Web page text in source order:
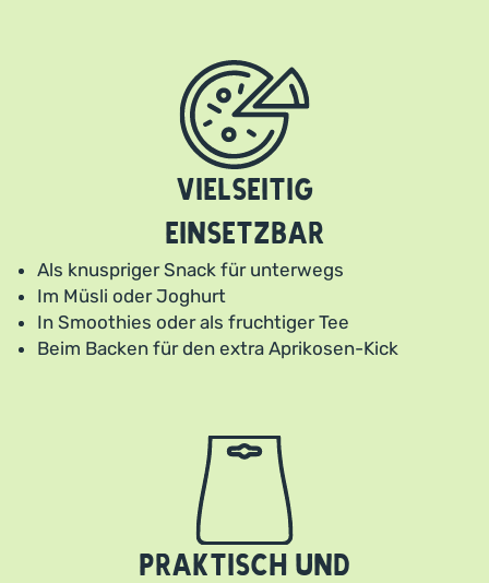
Vielseitig
einsetzbar
Als knuspriger Snack für unterwegs
Im Müsli oder Joghurt
In Smoothies oder als fruchtiger Tee
Beim Backen für den extra Aprikosen-Kick
Praktisch und